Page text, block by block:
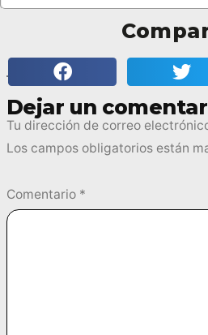
Dejar un
Tu dirección de correo
Los campos obligatorios están
Comentario *